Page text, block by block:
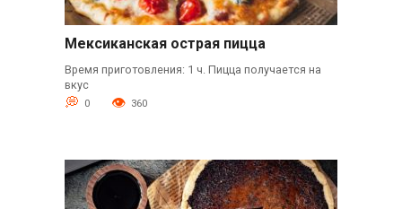
Мексиканская острая пицца
Время приготовления: 1 ч. Пицца получается на
вкус
0 360